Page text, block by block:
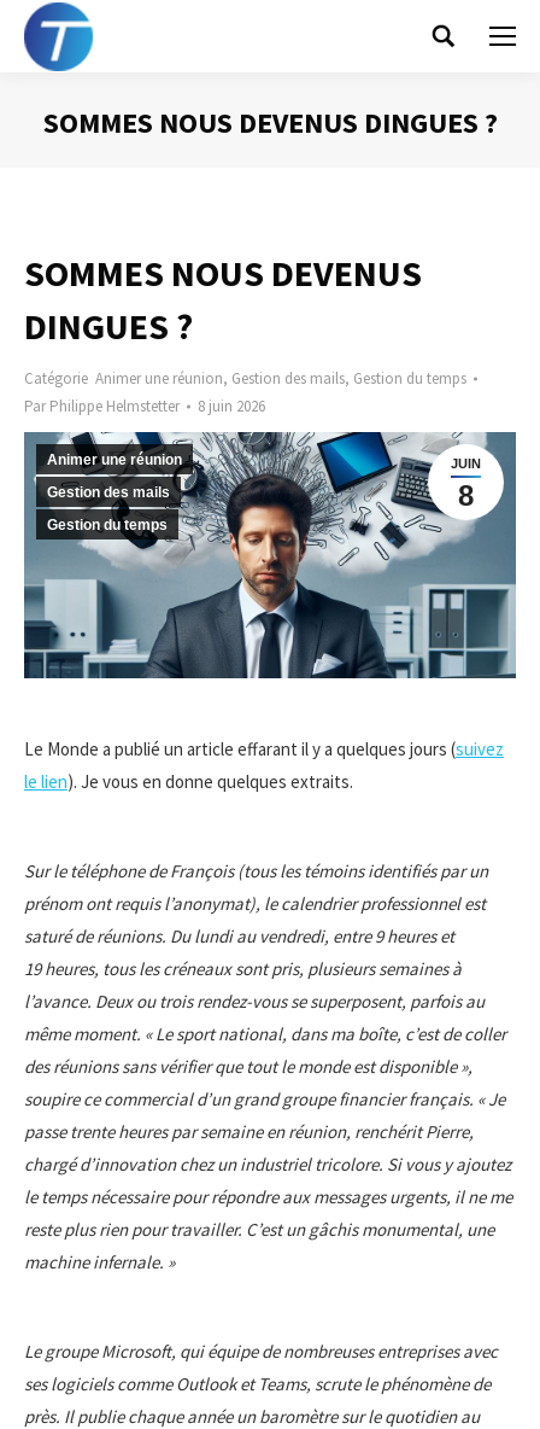
Search:
SOMMES NOUS DEVENUS DINGUES ?
SOMMES NOUS DEVENUS
DINGUES ?
Catégorie Animer une réunion, Gestion des mails, Gestion du temps
ParPhilippe Helmstetter 8 juin 2026
JUIN
8
Animer une réunion
Gestion des mails
Gestion du temps
Le Monde a publié un article effarant il y a quelques jours (suivez
le lien). Je vous en donne quelques extraits.
Sur le téléphone de François (tous les témoins identifiés par un
prénom ont requis l’anonymat), le calendrier professionnel est
saturé de réunions. Du lundi au vendredi, entre 9 heures et
19 heures, tous les créneaux sont pris, plusieurs semaines à
l’avance. Deux ou trois rendez-vous se superposent, parfois au
même moment. « Le sport national, dans ma boîte, c’est de coller
des réunions sans vérifier que tout le monde est disponible »,
soupire ce commercial d’un grand groupe financier français. « Je
passe trente heures par semaine en réunion, renchérit Pierre,
chargé d’innovation chez un industriel tricolore. Si vous y ajoutez
le temps nécessaire pour répondre aux messages urgents, il ne me
reste plus rien pour travailler. C’est un gâchis monumental, une
machine infernale. »
Le groupe Microsoft, qui équipe de nombreuses entreprises avec
ses logiciels comme Outlook et Teams, scrute le phénomène de
près. Il publie chaque année un baromètre sur le quotidien au